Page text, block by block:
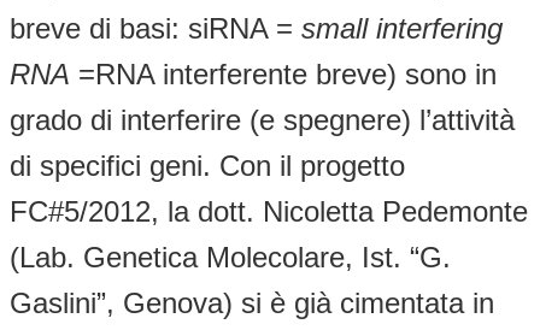
breve di basi: siRNA = small interfering
RNA =RNA interferente breve) sono in
grado di interferire (e spegnere) l’attività
di specifici geni. Con il progetto
FC#5/2012, la dott. Nicoletta Pedemonte
(Lab. Genetica Molecolare, Ist. “G.
Gaslini”, Genova) si è già cimentata in